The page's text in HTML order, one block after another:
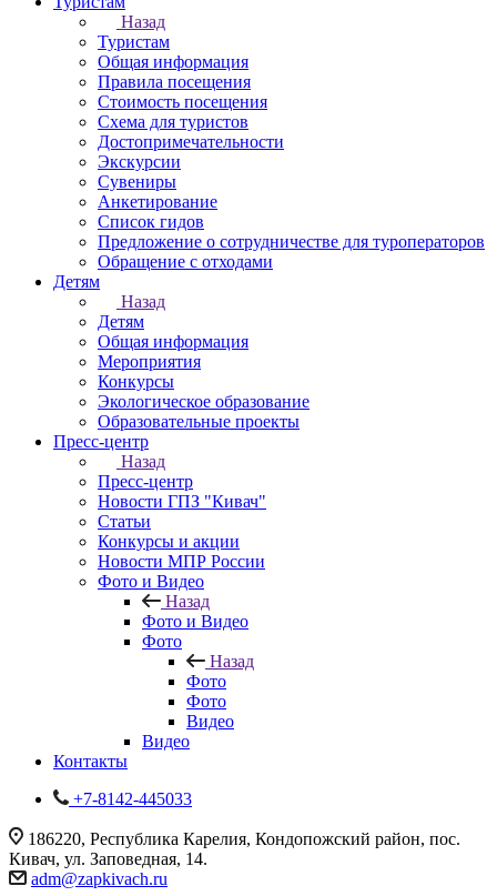
Назад
Туристам
Общая информация
Правила посещения
Стоимость посещения
Схема для туристов
Достопримечательности
Экскурсии
Сувениры
Анкетирование
Список гидов
Предложение о сотрудничестве для туроператоров
Обращение с отходами
Детям
Назад
Детям
Общая информация
Мероприятия
Конкурсы
Экологическое образование
Образовательные проекты
Пресс-центр
Назад
Пресс-центр
Новости ГПЗ "Кивач"
Статьи
Конкурсы и акции
Новости МПР России
Фото и Видео
Назад
Фото и Видео
Фото
Назад
Фото
Фото
Видео
Видео
Контакты
+7-8142-445033
186220, Республика Карелия, Кондопожский район, пос.
Кивач, ул. Заповедная, 14.
adm@zapkivach.ru